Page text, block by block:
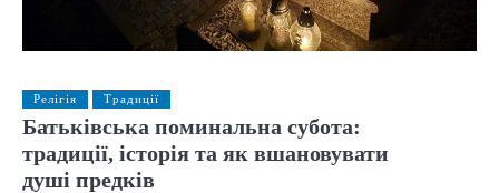
Релігія Традиції
Батьківська поминальна субота:
традиції, історія та як вшановувати
душі предків